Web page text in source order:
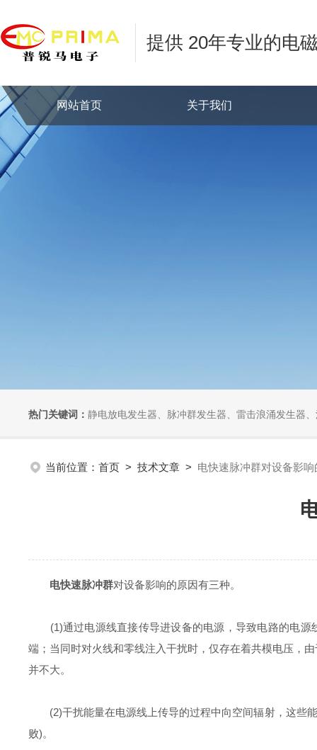
提供 20年专业的电
网站首页 关于我们
热门关键词： 静电放电发生器、脉冲群发生器、雷击浪涌发生器、汽车干扰模拟器、组
当前位置： 首页 > 技术文章 > 电快速脉冲群对设备影
电快速脉冲群对设备影响的原因有三种。
(1)通过电源线直接传导进设备的电源，导致电路的电源
端；当同时对火线和零线注入干扰时，仅存在着共模电压，
并不大。
(2)干扰能量在电源线上传导的过程中向空间辐射，这些能
败)。